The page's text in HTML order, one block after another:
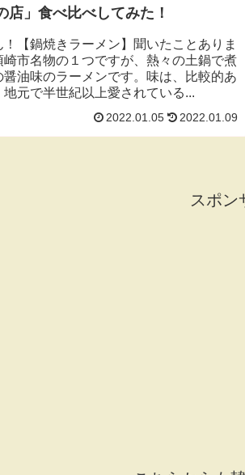
店」食べ比べしてみた！
【鍋焼きラーメン】聞いたことありま
市名物の１つですが、熱々の土鍋で煮
油味のラーメンです。味は、比較的あ
元で半世紀以上愛されている...
2022.01.05 2022.01.09
スポン